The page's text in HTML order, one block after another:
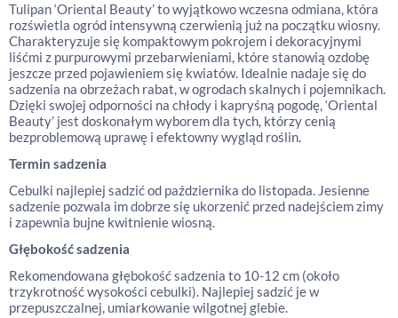
Tulipan ‘Oriental Beauty’ to wyjątkowo wczesna odmiana, która
rozświetla ogród intensywną czerwienią już na początku wiosny.
Charakteryzuje się kompaktowym pokrojem i dekoracyjnymi
liśćmi z purpurowymi przebarwieniami, które stanowią ozdobę
jeszcze przed pojawieniem się kwiatów. Idealnie nadaje się do
sadzenia na obrzeżach rabat, w ogrodach skalnych i pojemnikach.
Dzięki swojej odporności na chłody i kapryśną pogodę, ‘Oriental
Beauty’ jest doskonałym wyborem dla tych, którzy cenią
bezproblemową uprawę i efektowny wygląd roślin.
Termin sadzenia
Cebulki najlepiej sadzić od października do listopada. Jesienne
sadzenie pozwala im dobrze się ukorzenić przed nadejściem zimy
i zapewnia bujne kwitnienie wiosną.
Głębokość sadzenia
Rekomendowana głębokość sadzenia to 10-12 cm (około
trzykrotność wysokości cebulki). Najlepiej sadzić je w
przepuszczalnej, umiarkowanie wilgotnej glebie.